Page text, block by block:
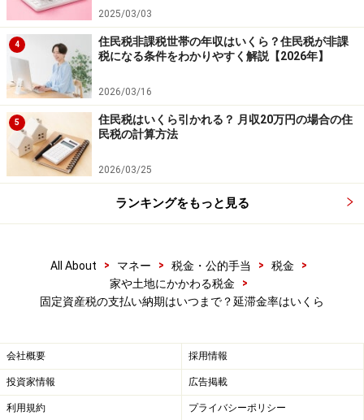
の率が優遇されており、平成25年12月31日までが前年の
11月30日を経過するときの商業手形割引率の年4％に割
合を加えたもの、平成26年1月1日以降が前年の12月15日
までに財務大臣が告示する割合に1％を加えたものとさ
れています。この割合のことを特例基準割合といいま
す。
■平成25年12月31日までの延滞金の率
納付期限の翌日から1カ月を経過する日までの期
■平成26年1月1日以降の延滞金の率
特例基準割合+1％
その後の期間：特例基準割合+7.3％
2025/03/03
4
住民税非課税世帯の年収はいくら？住民税が非課
税になる条件をわかりやすく解説【2026年】
2026/03/16
5
住民税はいくら引かれる？ 月収20万円の場合の住
民税の計算方法
2026/03/25
ランキングをもっと見る
All About > マネー > 税金・公的手当 > 税金
>
家や土地にかかわる税金
>
固定資産税の支払い納期はいつまで？延滞金率はいくら
会社概要 採用情報
投資家情報 広告掲載
利用規約 プライバシーポリシー